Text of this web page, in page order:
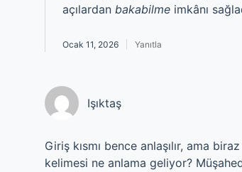
açılardan bakabilme imkânı
Ocak 11, 2026 Yanıtla
Işıktaş
Giriş kısmı bence anlaşılır, ama
kelimesi ne anlama geliyor?